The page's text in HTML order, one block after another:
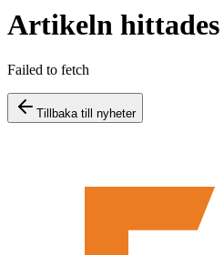
Artikeln
Failed to fetch
Tillbaka till nyheter